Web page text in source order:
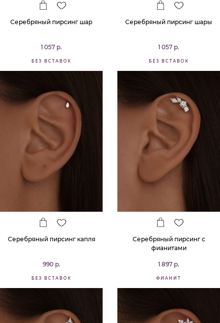
Серебряный пирсинг шар
1 057 р.
БЕЗ ВСТАВОК
Серебряный пирсинг шары
1 057 р.
БЕЗ ВСТАВОК
Серебряный пирсинг капля
990 р.
БЕЗ ВСТАВОК
Серебряный пирсинг с
фианитами
1 897 р.
ФИАНИТ